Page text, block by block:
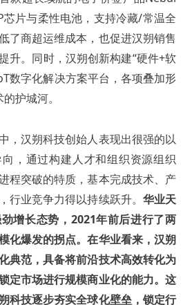
片与柔性电池，支持冷藏/常温全
了商超运维成本，也促进汉朔销售
升。同时，汉朔创新构建“硬件+软
数字化解决方案平台，各项叠加形
护城河。
，汉朔科技创始人表现出很强的以
，通过构建人才和组织资源组织
程突破的特质，基本完成技术、产
行业竞争力得以持续跃升。 华业天
增长态势，2021年前后进行了两
化爆发的拐点。在华业看来，汉朔
典范，具备将前沿技术高效转化为
定市场进行规模商业化的能力。这
科技逐步夯实全球化壁垒，锁定行